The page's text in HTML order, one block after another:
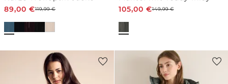
89,00 €119,99€
105,00 €149,99€